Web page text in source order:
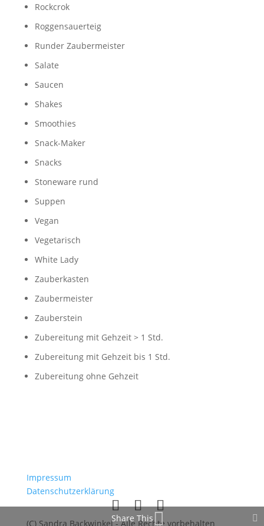
Rockcrok
Roggensauerteig
Runder Zaubermeister
Salate
Saucen
Shakes
Smoothies
Snack-Maker
Snacks
Stoneware rund
Suppen
Vegan
Vegetarisch
White Lady
Zauberkasten
Zaubermeister
Zauberstein
Zubereitung mit Gehzeit > 1 Std.
Zubereitung mit Gehzeit bis 1 Std.
Zubereitung ohne Gehzeit
Impressum
Datenschutzerklärung
(C) Sandra Backwinkel - Alle Rechte vorbehalten
Share This